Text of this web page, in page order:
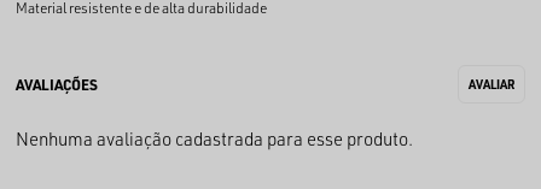
Material resistente e de alta durabilidade
Nenhuma avaliação cadastrada para esse produto.